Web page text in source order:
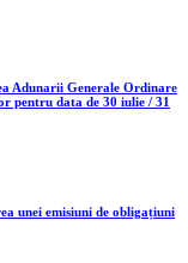
Adunarii Generale Ordinare
pentru data de 30 iulie / 31
unei emisiuni de obligațiuni